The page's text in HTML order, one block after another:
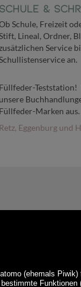
Schule &
Schule, Freizeit
Lineal, Ordner,
Service
an.
Füllfeder-Teststation!
unsere
Füllfeder-Marken aus.
Retz, Eggenburg und
(ehemals